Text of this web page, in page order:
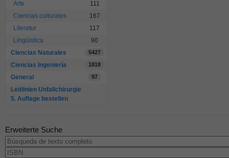
Arte
111
Ciencias culturales
167
Literatur
117
Lingüística
90
Ciencias Naturales
5427
Ciencias Ingeniería 1818
General 97
Leitlinien Unfallchirurgie
5. Auflage bestellen
Erweiterte Suche